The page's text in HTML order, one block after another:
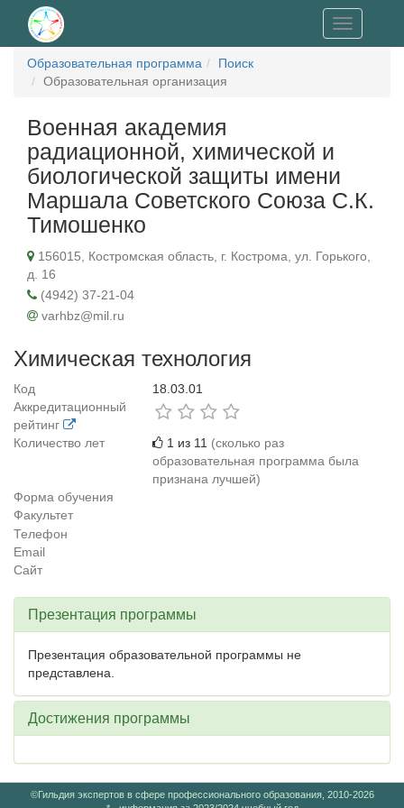
Toggle
navigation
Образовательная программа
Поиск
Образовательная организация
Военная академия
радиационной, химической и
биологической защиты имени
Маршала Советского Союза С.К.
Тимошенко
156015, Костромская область, г. Кострома, ул. Горького,
д. 16
(4942) 37-21-04
varhbz@mil.ru
Химическая технология
Код
18.03.01
Аккредитационный
рейтинг
Количество лет
1 из 11 (сколько раз
образовательная программа была
признана лучшей)
Форма обучения
Факультет
Телефон
Email
Сайт
Презентация программы
Презентация образовательной программы не
представлена.
Достижения программы
©Гильдия экспертов в сфере профессионального образования, 2010-2026